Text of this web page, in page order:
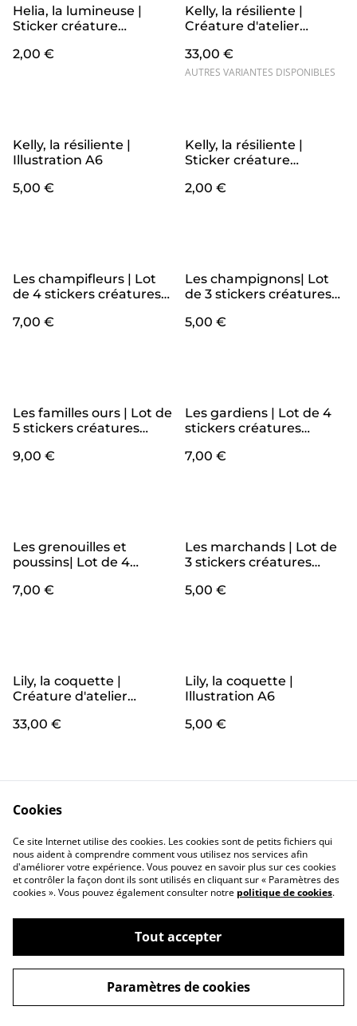
Helia, la lumineuse |
Sticker créature
2,00 €
Kelly, la résiliente |
Créature d'atelier
pleines d'intentions
33,00 €
AUTRES VARIANTES DISPONIBLES
Kelly, la résiliente |
Illustration A6
5,00 €
Kelly, la résiliente |
Sticker créature
2,00 €
Les champifleurs | Lot
de 4 stickers créatures
7,00 €
Les champignons| Lot
de 3 stickers créatures
5,00 €
Les familles ours | Lot de
5 stickers créatures
9,00 €
Les gardiens | Lot de 4
stickers créatures
7,00 €
Les grenouilles et
poussins| Lot de 4
waterproof
7,00 €
Les marchands | Lot de
3 stickers créatures
5,00 €
Lily, la coquette |
Créature d'atelier
pleines d'intentions
33,00 €
Lily, la coquette |
Illustration A6
5,00 €
Conditions
Politique de
Politique de cookies
Cookies
Ce site Internet utilise des cookies. Les cookies sont de petits fichiers qui
nous aident à comprendre comment vous utilisez nos services afin
d'améliorer votre expérience. Vous pouvez en savoir plus sur ces cookies
et contrôler la façon dont ils sont utilisés en cliquant sur « Paramètres des
cookies ». Vous pouvez également consulter notre politique de cookies.
Tout accepter
Paramètres de cookies